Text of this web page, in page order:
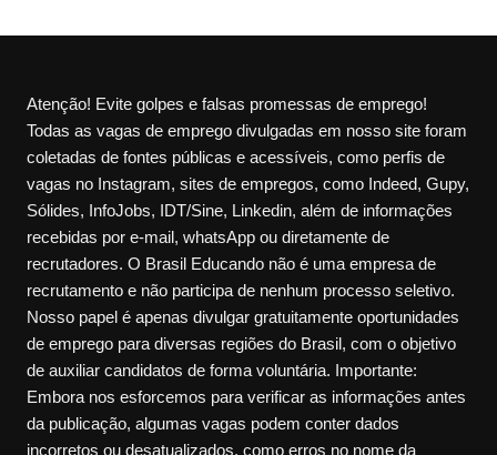
Atenção! Evite golpes e falsas promessas de emprego!
Todas as vagas de emprego divulgadas em nosso site foram
coletadas de fontes públicas e acessíveis, como perfis de
vagas no Instagram, sites de empregos, como Indeed, Gupy,
Sólides, InfoJobs, IDT/Sine, Linkedin, além de informações
recebidas por e-mail, whatsApp ou diretamente de
recrutadores. O Brasil Educando não é uma empresa de
recrutamento e não participa de nenhum processo seletivo.
Nosso papel é apenas divulgar gratuitamente oportunidades
de emprego para diversas regiões do Brasil, com o objetivo
de auxiliar candidatos de forma voluntária. Importante:
Embora nos esforcemos para verificar as informações antes
da publicação, algumas vagas podem conter dados
incorretos ou desatualizados, como erros no nome da